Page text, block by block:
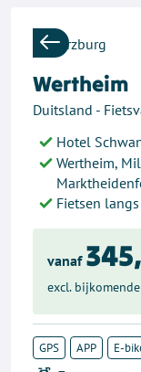
Previous
Wertheim
Duitsland -
Hotel
Wertheim,
Fietsen
vanaf
excl.
GPS APP E-